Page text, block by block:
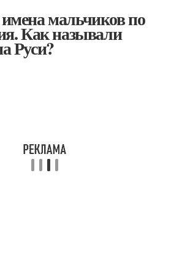
мальчиков по
Как называли
Руси?